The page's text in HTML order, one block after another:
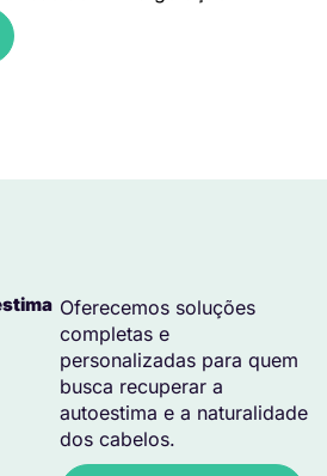
Oferecemos soluções
completas e
personalizadas para quem
busca recuperar a
autoestima e a naturalidade
dos cabelos.